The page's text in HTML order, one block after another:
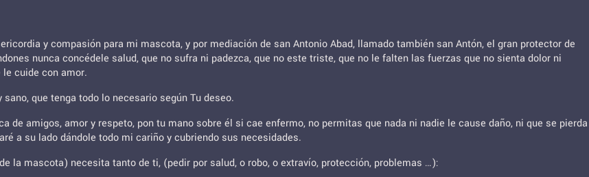
y compasión para mi mascota, y por mediación de san Antonio Abad, llamado también san Antón, el gran protector de
nunca concédele salud, que no sufra ni padezca, que no este triste, que no le falten las fuerzas que no sienta dolor ni
cuide con amor.
que tenga todo lo necesario según Tu deseo.
de amigos, amor y respeto, pon tu mano sobre él si cae enfermo, no permitas que nada ni nadie le cause daño, ni que se pierda
a su lado dándole todo mi cariño y cubriendo sus necesidades.
la mascota) necesita tanto de ti, (pedir por salud, o robo, o extravío, protección, problemas …):